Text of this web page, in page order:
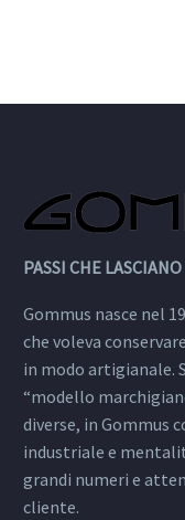
PASSI CHE
Gommus nasce nel
che voleva
in modo artigianale.
“modello
diverse, in Gommus
industriale e
grandi numeri e
cliente.